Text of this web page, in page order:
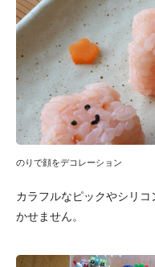
のりで顔をデコレーション
カラフルなピックやシリ
かせません。